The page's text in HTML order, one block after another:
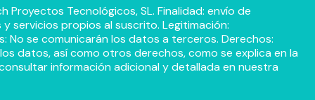
Proyectos Tecnológicos, SL. Finalidad: envío de
servicios propios al suscrito. Legitimación:
No se comunicarán los datos a terceros. Derechos:
datos, así como otros derechos, como se explica en la
información adicional y detallada en nuestra